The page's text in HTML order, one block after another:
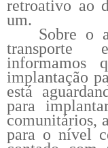
retroativo ao
um.
Sobre o
transporte
implantação
está
para
comunitários,
para o nível